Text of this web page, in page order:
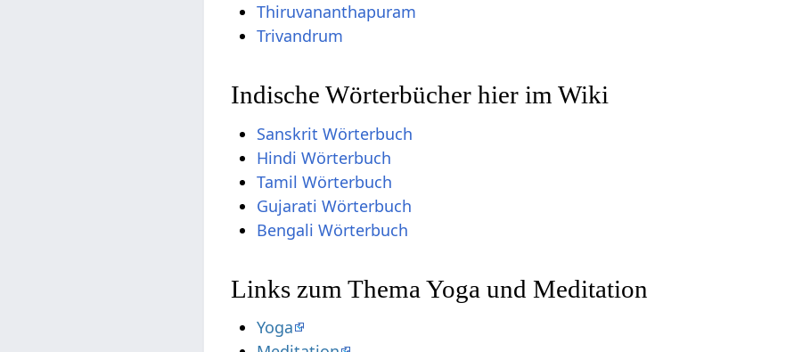
Thiruvananthapuram
Trivandrum
Indische Wörterbücher hier im Wiki
Sanskrit Wörterbuch
Hindi Wörterbuch
Tamil Wörterbuch
Gujarati Wörterbuch
Bengali Wörterbuch
Links zum Thema Yoga und Meditation
Yoga